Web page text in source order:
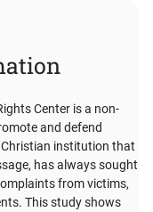
Center is a non-
and defend
Christian institution that
has always sought
from victims,
This study shows